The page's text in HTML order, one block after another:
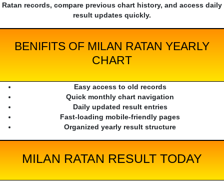
Ratan records, compare previous chart history, and access daily
result updates quickly.
BENIFITS OF MILAN RATAN YEARLY
CHART
Easy access to old records
Quick monthly chart navigation
Daily updated result entries
Fast-loading mobile-friendly pages
Organized yearly result structure
MILAN RATAN RESULT TODAY